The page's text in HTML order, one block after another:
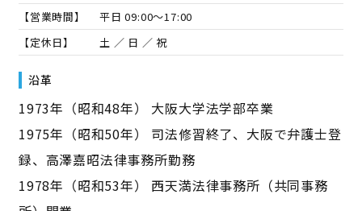
【営業時間】
平日 09:00～17:00
【定休日】
土 ／ 日 ／ 祝
沿革
1973年（昭和48年） 大阪大学法学部卒業
1975年（昭和50年） 司法修習終了、大阪で弁護士登
録、高澤嘉昭法律事務所勤務
1978年（昭和53年） 西天満法律事務所（共同事務